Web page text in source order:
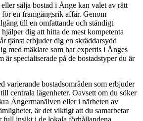
sälja bostad i Ånge kan valet av rätt
en framgångsrik affär. Genom
till en omfattande och ständigt
dig att hitta de mest kompetenta
tjänst erbjuder dig en skräddarsydd
med mäklare som har expertis i Ånges
är specialiserade på de bostadstyper du är
varierande bostadsområden som erbjuder
centrala lägenheter. Oavsett om du söker
Ångermanälven eller i närheten av
är det viktigt att du samarbetar
full insikt i de lokala förhållandena.